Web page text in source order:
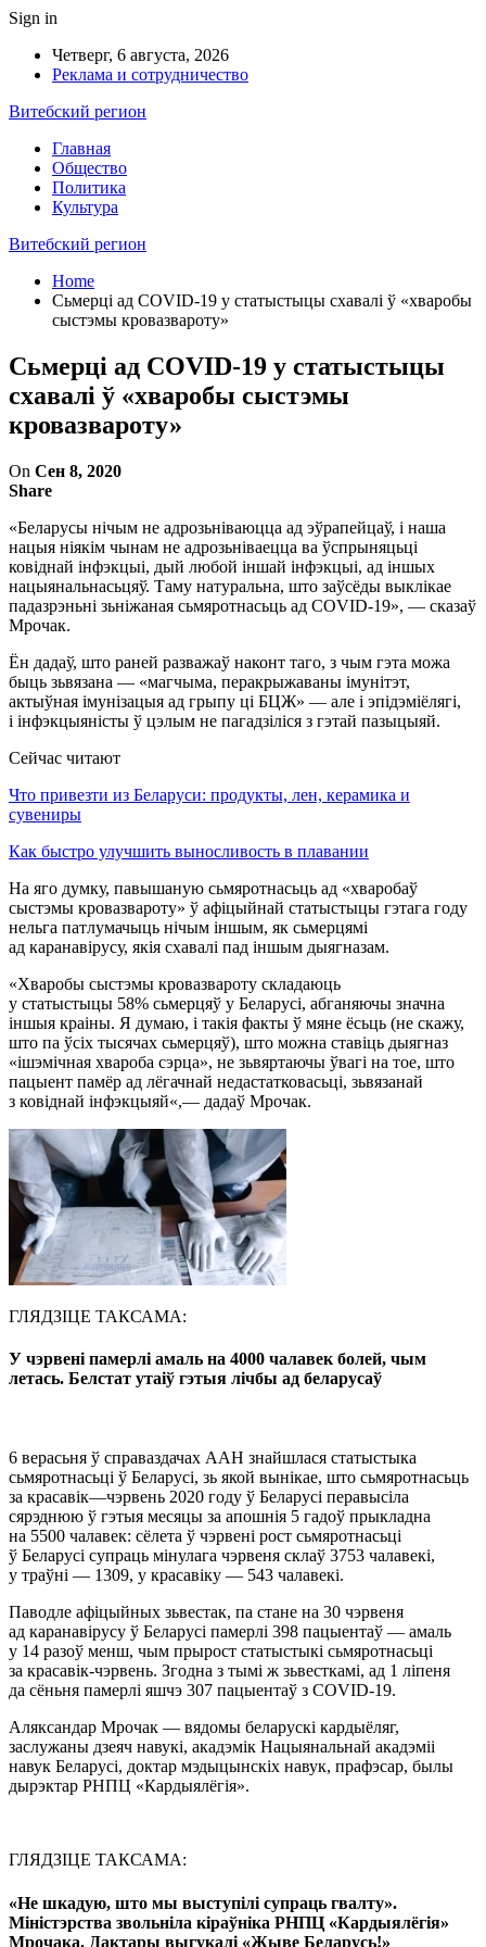
Sign in
Четверг, 6 августа, 2026
Реклама и сотрудничество
Витебский регион
Главная
Общество
Политика
Культура
Витебский регион
Home
Сьмерці ад COVID-19 у статыстыцы схавалі ў «хваробы
сыстэмы кровазвароту»
Сьмерці ад COVID-19 у статыстыцы
схавалі ў «хваробы сыстэмы
кровазвароту»
On Сен 8, 2020
Share
«Беларусы нічым не адрозьніваюцца ад эўрапейцаў, і наша
нацыя ніякім чынам не адрозьніваецца ва ўспрыняцьці
ковіднай інфэкцыі, дый любой іншай інфэкцыі, ад іншых
нацыянальнасьцяў. Таму натуральна, што заўсёды выклікае
падазрэньні зьніжаная сьмяротнасьць ад COVID-19», — сказаў
Мрочак.
Ён дадаў, што раней разважаў наконт таго, з чым гэта можа
быць зьвязана — «магчыма, перакрыжаваны імунітэт,
актыўная імунізацыя ад грыпу ці БЦЖ» — але і эпідэміёлягі,
і інфэкцыяністы ў цэлым не пагадзіліся з гэтай пазыцыяй.
Сейчас читают
Что привезти из Беларуси: продукты, лен, керамика и
сувениры
Как быстро улучшить выносливость в плавании
На яго думку, павышаную сьмяротнасьць ад «хваробаў
сыстэмы кровазвароту» ў афіцыйнай статыстыцы гэтага году
нельга патлумачыць нічым іншым, як сьмерцямі
ад каранавірусу, якія схавалі пад іншым дыягназам.
«Хваробы сыстэмы кровазвароту складаюць
у статыстыцы 58% сьмерцяў у Беларусі, абганяючы значна
іншыя краіны. Я думаю, і такія факты ў мяне ёсьць (не скажу,
што па ўсіх тысячах сьмерцяў), што можна ставіць дыягназ
«ішэмічная хвароба сэрца», не зьвяртаючы ўвагі на тое, што
пацыент памёр ад лёгачнай недастатковасьці, зьвязанай
з ковіднай інфэкцыяй«,— дадаў Мрочак.
ГЛЯДЗІЦЕ ТАКСАМА:
У чэрвені памерлі амаль на 4000 чалавек болей, чым
летась. Белстат утаіў гэтыя лічбы ад беларусаў
6 верасьня ў справаздачах ААН знайшлася статыстыка
сьмяротнасьці ў Беларусі, зь якой вынікае, што сьмяротнасьць
за красавік—чэрвень 2020 году ў Беларусі перавысіла
сярэднюю ў гэтыя месяцы за апошнія 5 гадоў прыкладна
на 5500 чалавек: сёлета ў чэрвені рост сьмяротнасьці
ў Беларусі супраць мінулага чэрвеня склаў 3753 чалавекі,
у траўні — 1309, у красавіку — 543 чалавекі.
Паводле афіцыйных зьвестак, па стане на 30 чэрвеня
ад каранавірусу ў Беларусі памерлі 398 пацыентаў — амаль
у 14 разоў менш, чым прырост статыстыкі сьмяротнасьці
за красавік-чэрвень. Згодна з тымі ж зьвесткамі, ад 1 ліпеня
да сёньня памерлі яшчэ 307 пацыентаў з COVID-19.
Аляксандар Мрочак — вядомы беларускі кардыёляг,
заслужаны дзеяч навукі, акадэмік Нацыянальнай акадэміі
навук Беларусі, доктар мэдыцынскіх навук, прафэсар, былы
дырэктар РНПЦ «Кардыялёгія».
ГЛЯДЗІЦЕ ТАКСАМА:
«Не шкадую, што мы выступілі супраць гвалту».
Міністэрства звольніла кіраўніка РНПЦ «Кардыялёгія»
Мрочака. Дактары выгукалі «Жыве Беларусь!»